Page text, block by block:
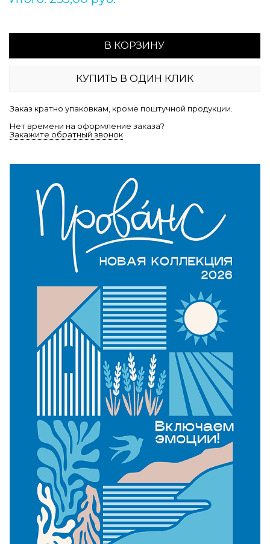
В КОРЗИНУ
КУПИТЬ В ОДИН КЛИК
Заказ кратно упаковкам, кроме поштучной продукции.
Нет времени на оформление заказа?
Закажите обратный звонок